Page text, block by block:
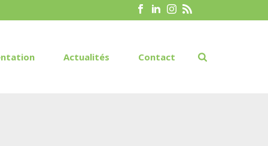
Actualités Contact